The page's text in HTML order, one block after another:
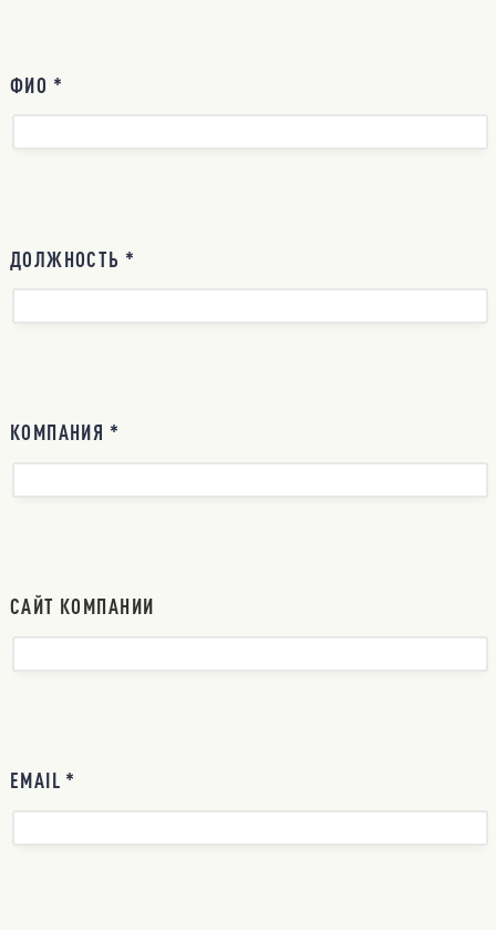
ФИО *
ДОЛЖНОСТЬ *
КОМПАНИЯ *
САЙТ КОМПАНИИ
EMAIL *